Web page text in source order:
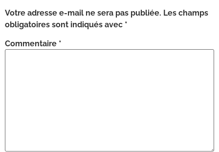
Votre adresse e-mail ne sera pas publiée. Les champs
obligatoires sont indiqués avec *
Commentaire *